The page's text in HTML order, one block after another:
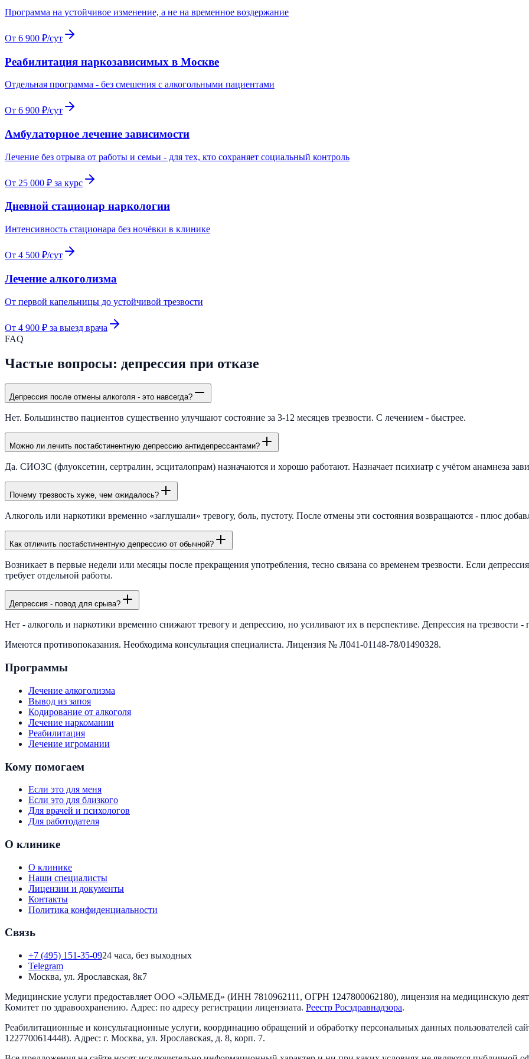
Программа на устойчивое изменение, а не на временное воздержание
От 6 900 ₽/сут
Реабилитация наркозависимых в Москве
Отдельная программа - без смешения с алкогольными пациентами
От 6 900 ₽/сут
Амбулаторное лечение зависимости
Лечение без отрыва от работы и семьи - для тех, кто сохраняет социальный контроль
От 25 000 ₽ за курс
Дневной стационар наркологии
Интенсивность стационара без ночёвки в клинике
От 4 500 ₽/сут
Лечение алкоголизма
От первой капельницы до устойчивой трезвости
От 4 900 ₽ за выезд врача
FAQ
Частые вопросы: депрессия при отказе
Депрессия после отмены алкоголя - это навсегда?
Нет. Большинство пациентов существенно улучшают состояние за 3-12 месяцев трезвости. С лечением - быстрее.
Можно ли лечить постабстинентную депрессию антидепрессантами?
Да. СИОЗС (флуоксетин, сертралин, эсциталопрам) назначаются и хорошо работают. Назначает психиатр с учётом анамнеза
Почему трезвость хуже, чем ожидалось?
Алкоголь или наркотики временно «заглушали» тревогу, боль, пустоту. После отмены эти состояния возвращаются - плюс
Как отличить постабстинентную депрессию от обычной?
Возникает в первые недели или месяцы после прекращения употребления, тесно связана со временем трезвости. Если
требует отдельной работы.
Депрессия - повод для срыва?
Нет - алкоголь и наркотики временно снижают тревогу и депрессию, но усиливают их в перспективе. Депрессия на трезвости -
Имеются противопоказания. Необходима консультация специалиста. Лицензия № Л041-01148-78/01490328.
Программы
Лечение алкоголизма
Вывод из запоя
Кодирование от алкоголя
Лечение наркомании
Реабилитация
Лечение игромании
Кому помогаем
Если это для меня
Если это для близкого
Для врачей и психологов
Для работодателя
О клинике
О клинике
Наши специалисты
Лицензии и документы
Контакты
Политика конфиденциальности
Связь
+7 (495) 151-35-0924 часа, без выходных
Telegram
Москва, ул. Ярославская, 8к7
Медицинские услуги предоставляет ООО «ЭЛЬМЕД» (ИНН 7810962111 , ОГРН 1247800062180), лицензия на медицинскую
Комитет по здравоохранению. Адрес: по адресу регистрации лицензиата. Реестр Росздравнадзора.
Реабилитационные и консультационные услуги, координацию обращений и обработку персональных данных пользователей
1227700614448). Адрес: г. Москва, ул. Ярославская, д. 8, корп. 7.